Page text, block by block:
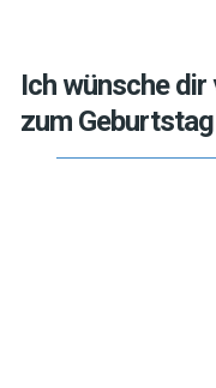
Ich wünsche dir
zum